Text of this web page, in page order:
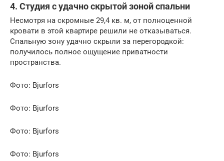
4. Студия с удачно скрытой зоной спальни
Несмотря на скромные 29,4 кв. м, от полноценной
кровати в этой квартире решили не отказываться.
Спальную зону удачно скрыли за перегородкой:
получилось полное ощущение приватности
пространства.
Фото: Bjurfors
Фото: Bjurfors
Фото: Bjurfors
Фото: Bjurfors